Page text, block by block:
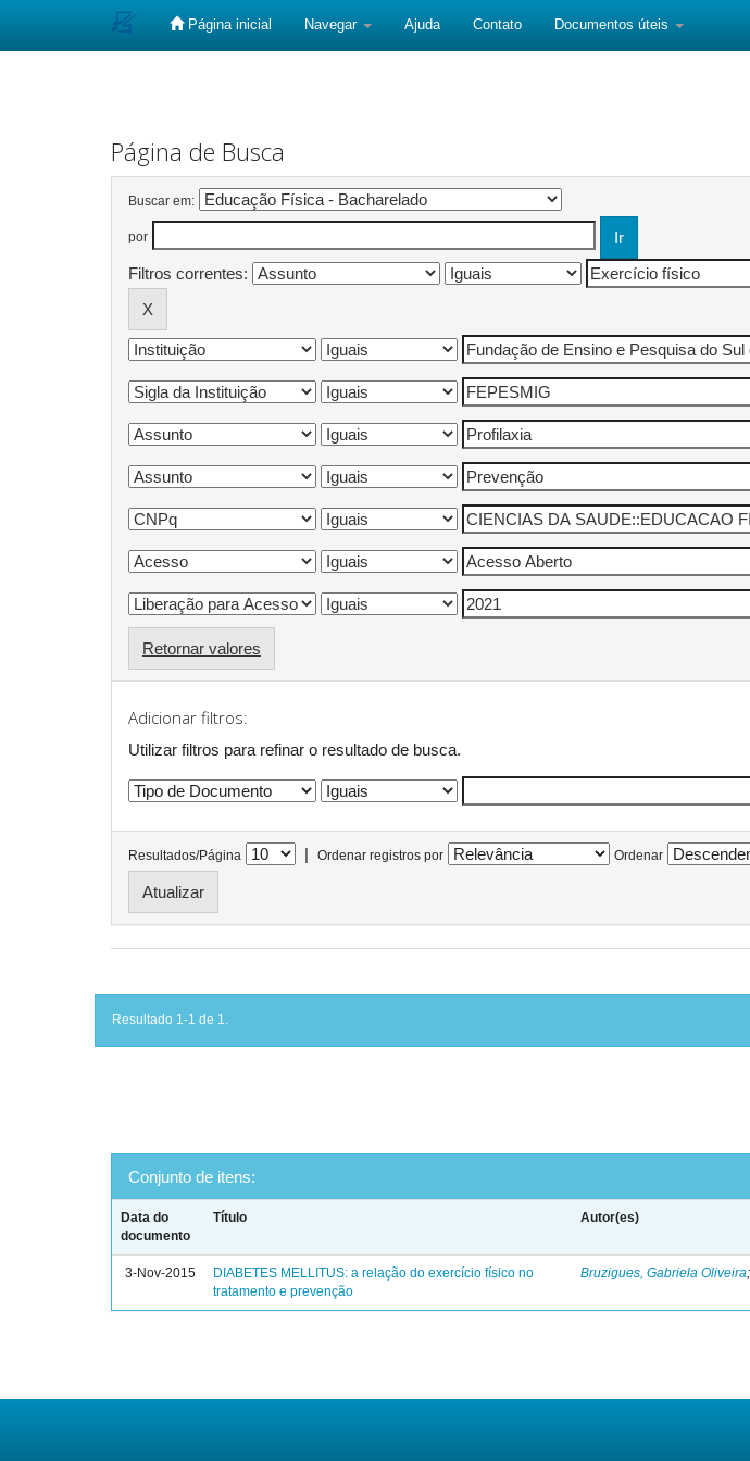
Página inicial Navegar Ajuda Contato Documentos úteis
Página de Busca
Buscar em:
por
Filtros correntes:
Retornar valores
Adicionar filtros:
Utilizar filtros para refinar o resultado de busca.
Resultados/Página | Ordenar registros por Ordenar
Resultado 1-1 de 1.
Conjunto de itens:
Data do
documento
Título Autor(es)
3-Nov-2015
DIABETES MELLITUS: a relação do exercício físico no
tratamento e prevenção
Bruzigues, Gabriela Oliveira